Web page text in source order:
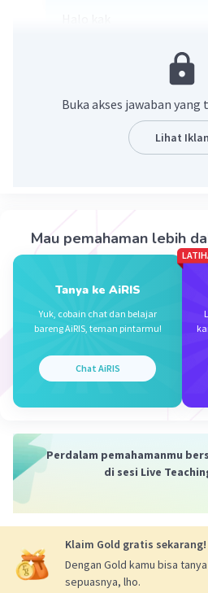
Beri Rating (1
Buka akses jawaban
Lihat Iklan
Mau pemahaman lebih
Tanya ke AiRIS
Yuk, cobain chat dan belajar
bareng AiRIS, teman pintarmu!
Chat AiRIS
Perdalam pemahamanmu
di sesi Live
Klaim Gold gratis sekarang!
Dengan Gold kamu bisa
sepuasnya, lho.